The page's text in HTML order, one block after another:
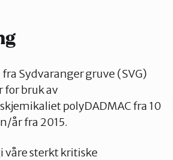
Sydvaranger gruve (SVG)
for bruk av
polyDADMAC fra 10
år fra 2015.
våre sterkt kritiske